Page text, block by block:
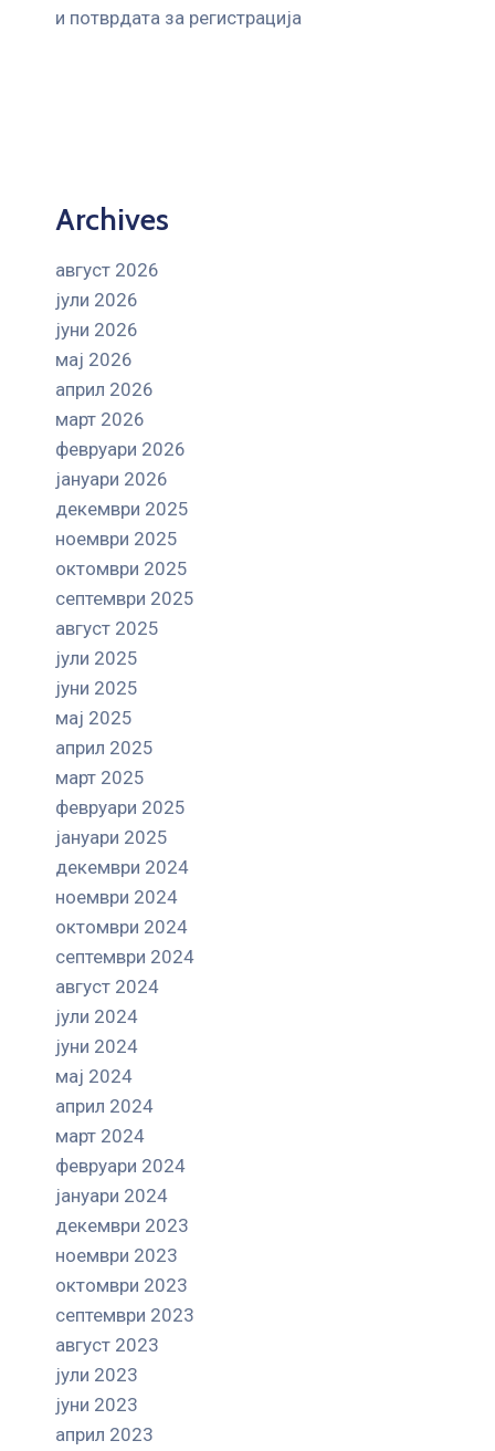
и потврдата за регистрација
Archives
август 2026
јули 2026
јуни 2026
мај 2026
април 2026
март 2026
февруари 2026
јануари 2026
декември 2025
ноември 2025
октомври 2025
септември 2025
август 2025
јули 2025
јуни 2025
мај 2025
април 2025
март 2025
февруари 2025
јануари 2025
декември 2024
ноември 2024
октомври 2024
септември 2024
август 2024
јули 2024
јуни 2024
мај 2024
април 2024
март 2024
февруари 2024
јануари 2024
декември 2023
ноември 2023
октомври 2023
септември 2023
август 2023
јули 2023
јуни 2023
април 2023